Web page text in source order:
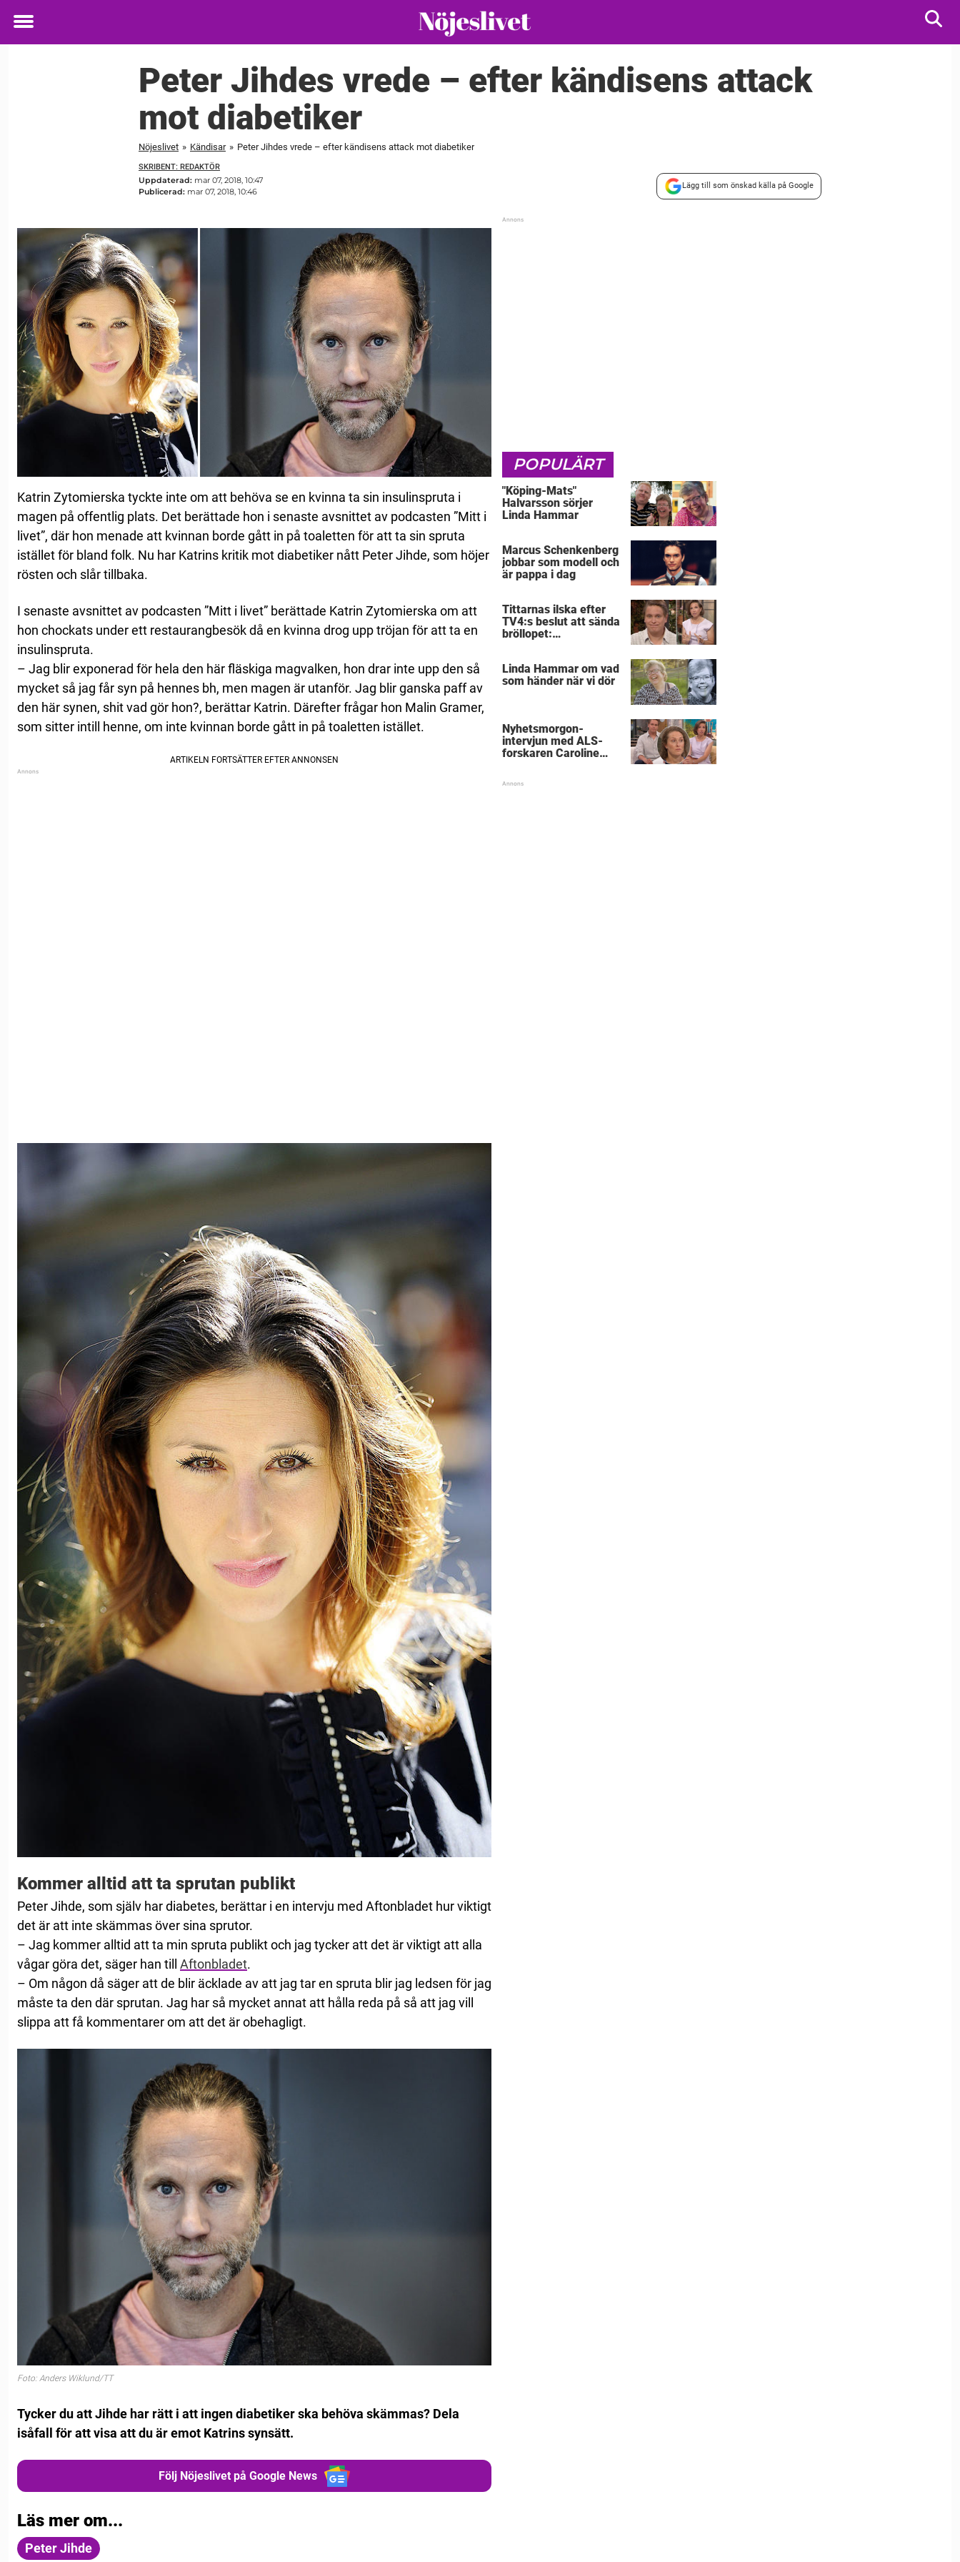
Toggle
Peter Jihdes vrede – efter kändisens attack
mot diabetiker
Nöjeslivet » Kändisar » Peter Jihdes vrede – efter kändisens attack mot diabetiker
SKRIBENT: REDAKTÖR
Uppdaterad: mar 07, 2018, 10:47
Publicerad: mar 07, 2018, 10:46
Lägg till som önskad källa på Google
Katrin Zytomierska tyckte inte om att behöva se en kvinna ta sin insulinspruta i
magen på offentlig plats. Det berättade hon i senaste avsnittet av podcasten ”Mitt i
livet”, där hon menade att kvinnan borde gått in på toaletten för att ta sin spruta
istället för bland folk. Nu har Katrins kritik mot diabetiker nått Peter Jihde, som höjer
rösten och slår tillbaka.
I senaste avsnittet av podcasten ”Mitt i livet” berättade Katrin Zytomierska om att
hon chockats under ett restaurangbesök då en kvinna drog upp tröjan för att ta en
insulinspruta.
– Jag blir exponerad för hela den här fläskiga magvalken, hon drar inte upp den så
mycket så jag får syn på hennes bh, men magen är utanför. Jag blir ganska paff av
den här synen, shit vad gör hon?, berättar Katrin. Därefter frågar hon Malin Gramer,
som sitter intill henne, om inte kvinnan borde gått in på toaletten istället.
Kommer alltid att ta sprutan publikt
Peter Jihde, som själv har diabetes, berättar i en intervju med Aftonbladet hur viktigt
det är att inte skämmas över sina sprutor.
– Jag kommer alltid att ta min spruta publikt och jag tycker att det är viktigt att alla
vågar göra det, säger han till Aftonbladet.
– Om någon då säger att de blir äcklade av att jag tar en spruta blir jag ledsen för jag
måste ta den där sprutan. Jag har så mycket annat att hålla reda på så att jag vill
slippa att få kommentarer om att det är obehagligt.
Foto: Anders Wiklund/TT
Tycker du att Jihde har rätt i att ingen diabetiker ska behöva skämmas? Dela
isåfall för att visa att du är emot Katrins synsätt.
Följ Nöjeslivet på Google News
POPULÄRT
"Köping-Mats"
Halvarsson sörjer
Linda Hammar
Marcus Schenkenberg
jobbar som modell och
är pappa i dag
Tittarnas ilska efter
TV4:s beslut att sända
bröllopet:
Linda Hammar om vad
som händer när vi dör
Nyhetsmorgon-
intervjun med ALS-
forskaren Caroline
Läs mer om...
Peter Jihde